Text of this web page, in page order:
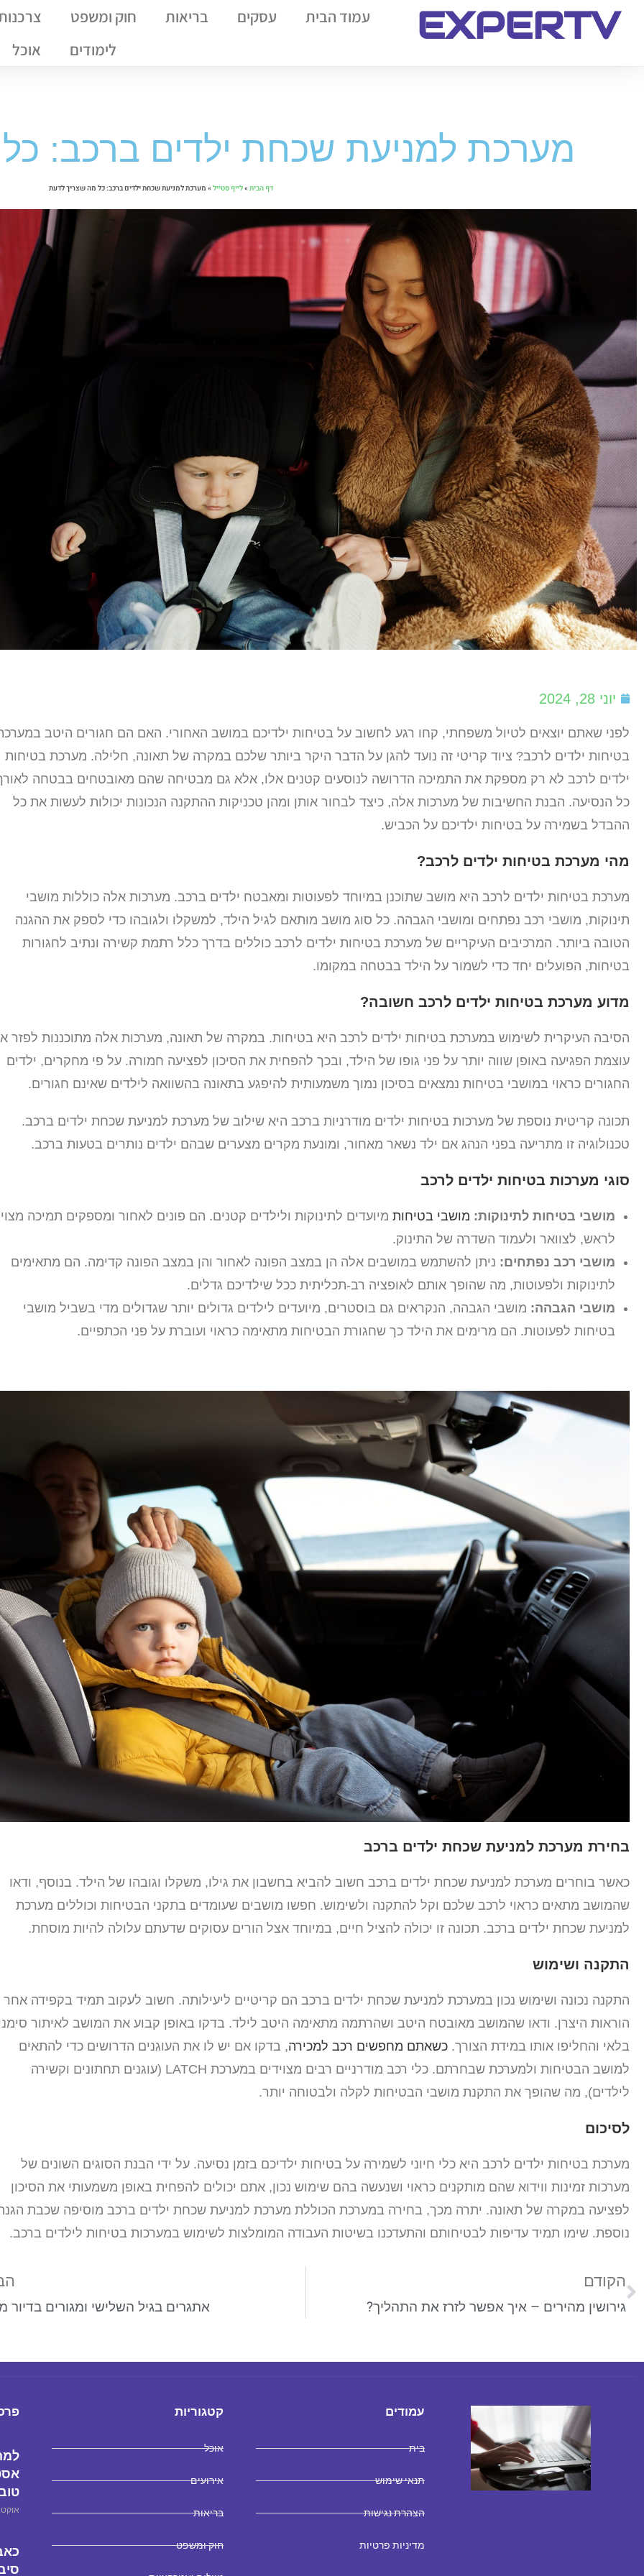
EXPERTV עמוד הבית עסקים בריאות חוק ומשפט
לימודים
אוכל
מערכת למניעת שכחת ילדים ברכב:
דף הבית»לייף סטייל» מערכת למניעת שכחת ילדים ברכב: כל מה שצריך לדעת
יוני 28, 2024
לפני שאתם יוצאים לטיול משפחתי, קחו רגע לחשוב על בטיחות ילדיכם במושב האחורי. האם הם חגורים היטב
בטיחות ילדים לרכב? ציוד קריטי זה נועד להגן על הדבר היקר ביותר שלכם במקרה של תאונה, חלילה. מערכת בטיחות
ילדים לרכב לא רק מספקת את התמיכה הדרושה לנוסעים קטנים אלו, אלא גם מבטיחה שהם מאובטחים בבטחה
כל הנסיעה. הבנת החשיבות של מערכות אלה, כיצד לבחור אותן ומהן טכניקות ההתקנה הנכונות יכולות לעשות את כל
ההבדל בשמירה על בטיחות ילדיכם על הכביש.
מהי מערכת בטיחות ילדים לרכב?
מערכת בטיחות ילדים לרכב היא מושב שתוכנן במיוחד לפעוטות ומאבטח ילדים ברכב. מערכות אלה כוללות מושבי
תינוקות, מושבי רכב נפתחים ומושבי הגבהה. כל סוג מושב מותאם לגיל הילד, למשקלו ולגובהו כדי לספק את ההגנה
הטובה ביותר. המרכיבים העיקריים של מערכת בטיחות ילדים לרכב כוללים בדרך כלל רתמת קשירה ונתיב לחגורות
בטיחות, הפועלים יחד כדי לשמור על הילד בבטחה במקומו.
מדוע מערכת בטיחות ילדים לרכב חשובה?
הסיבה העיקרית לשימוש במערכת בטיחות ילדים לרכב היא בטיחות. במקרה של תאונה, מערכות אלה מתוכננות לפזר
עוצמת הפגיעה באופן שווה יותר על פני גופו של הילד, ובכך להפחית את הסיכון לפציעה חמורה. על פי מחקרים, ילדים
החגורים כראוי במושבי בטיחות נמצאים בסיכון נמוך משמעותית להיפגע בתאונה בהשוואה לילדים שאינם חגורים.
תכונה קריטית נוספת של מערכות בטיחות ילדים מודרניות ברכב היא שילוב של מערכת למניעת שכחת ילדים ברכב.
טכנולוגיה זו מתריעה בפני הנהג אם ילד נשאר מאחור, ומונעת מקרים מצערים שבהם ילדים נותרים בטעות ברכב.
סוגי מערכות בטיחות ילדים לרכב
מושבי בטיחות לתינוקות: מושבי בטיחות מיועדים לתינוקות ולילדים קטנים. הם פונים לאחור ומספקים תמיכה
לראש, לצוואר ולעמוד השדרה של התינוק.
מושבי רכב נפתחים: ניתן להשתמש במושבים אלה הן במצב הפונה לאחור והן במצב הפונה קדימה. הם מתאימים
לתינוקות ולפעוטות, מה שהופך אותם לאופציה רב-תכליתית ככל שילדיכם גדלים.
מושבי הגבהה: מושבי הגבהה, הנקראים גם בוסטרים, מיועדים לילדים גדולים יותר שגדולים מדי בשביל מושבי
בטיחות לפעוטות. הם מרימים את הילד כך שחגורת הבטיחות מתאימה כראוי ועוברת על פני הכתפיים.
בחירת מערכת למניעת שכחת ילדים ברכב
כאשר בוחרים מערכת למניעת שכחת ילדים ברכב חשוב להביא בחשבון את גילו, משקלו וגובהו של הילד. בנוסף, ודאו
שהמושב מתאים כראוי לרכב שלכם וקל להתקנה ולשימוש. חפשו מושבים שעומדים בתקני הבטיחות וכוללים מערכת
למניעת שכחת ילדים ברכב. תכונה זו יכולה להציל חיים, במיוחד אצל הורים עסוקים שדעתם עלולה להיות מוסחת.
התקנה ושימוש
התקנה נכונה ושימוש נכון במערכת למניעת שכחת ילדים ברכב הם קריטיים ליעילותה. חשוב לעקוב תמיד בקפידה אחר
הוראות היצרן. ודאו שהמושב מאובטח היטב ושהרתמה מתאימה היטב לילד. בדקו באופן קבוע את המושב לאיתור
בלאי והחליפו אותו במידת הצורך. כשאתם מחפשים רכב למכירה, בדקו אם יש לו את העוגנים הדרושים כדי להתאים
למושב הבטיחות ולמערכת שבחרתם. כלי רכב מודרניים רבים מצוידים במערכת LATCH (עוגנים תחתונים וקשירה
לילדים), מה שהופך את התקנת מושבי הבטיחות לקלה ולבטוחה יותר.
לסיכום
מערכת בטיחות ילדים לרכב היא כלי חיוני לשמירה על בטיחות ילדיכם בזמן נסיעה. על ידי הבנת הסוגים השונים של
מערכות זמינות ווידוא שהם מותקנים כראוי ושנעשה בהם שימוש נכון, אתם יכולים להפחית באופן משמעותי את הסיכון
לפציעה במקרה של תאונה. יתרה מכך, בחירה במערכת הכוללת מערכת למניעת שכחת ילדים ברכב מוסיפה שכבת
נוספת. שימו תמיד עדיפות לבטיחותם והתעדכנו בשיטות העבודה המומלצות לשימוש במערכות בטיחות לילדים ברכב.
הקודם
גירושין מהירים – איך אפשר לזרז את התהליך? אתגרים בגיל השלישי ומגורים בדיור
עמודים
בית
תנאי שימוש
הצהרת נגישות
מדיניות פרטיות
קטגוריות
אוכל
אירועים
בריאות
חוק ומשפט
אוקטובר